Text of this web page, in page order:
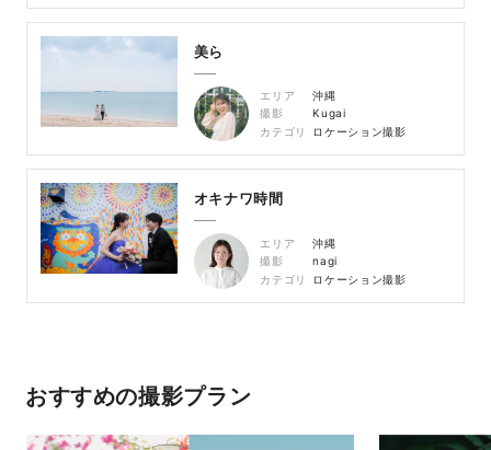
美ら
エリア
沖縄
撮影
Kugai
カテゴリ
ロケーション撮影
オキナワ時間
エリア
沖縄
撮影
nagi
カテゴリ
ロケーション撮影
おすすめの撮影プラン